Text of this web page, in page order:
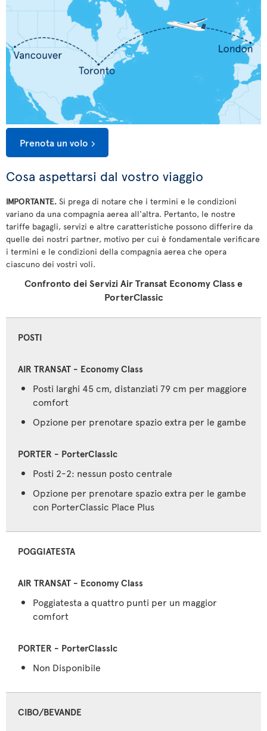
Prenota un volo
Cosa aspettarsi dal vostro viaggio
IMPORTANTE. Si prega di notare che i termini e le condizioni
variano da una compagnia aerea all'altra. Pertanto, le nostre
tariffe bagagli, servizi e altre caratteristiche possono differire da
quelle dei nostri partner, motivo per cui è fondamentale verificare
i termini e le condizioni della compagnia aerea che opera
ciascuno dei vostri voli.
Confronto dei Servizi Air Transat Economy Class e
PorterClassic
POSTI
Posti larghi 45 cm, distanziati 79 cm per maggiore
comfort
Opzione per prenotare spazio extra per le gambe
Posti 2-2: nessun posto centrale
Opzione per prenotare spazio extra per le gambe
con PorterClassic Place Plus
POGGIATESTA
Poggiatesta a quattro punti per un maggior
comfort
Non Disponibile
CIBO/BEVANDE